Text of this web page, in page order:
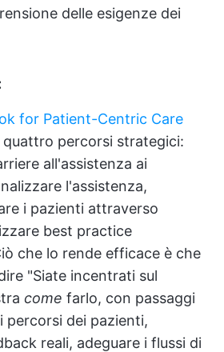
delle esigenze dei
for Patient-Centric Care
quattro percorsi strategici:
all'assistenza ai
l'assistenza,
i pazienti attraverso
best practice
che lo rende efficace è che
"Siate incentrati sul
come farlo, con passaggi
percorsi dei pazienti,
reali, adeguare i flussi di